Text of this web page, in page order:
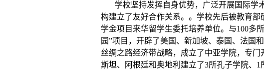
学校坚持发挥自身优势，广泛开展国际学
构建立了友好合作关系。。学校先后被教育
学金项目来华留学生委托培养单位。与100多
园”项目，开辟了美国、新加坡、泰国、法国
丝绸之路经济带战略，成立了中亚学院，专
斯坦、阿根廷和奥地利建立了3所孔子学院、